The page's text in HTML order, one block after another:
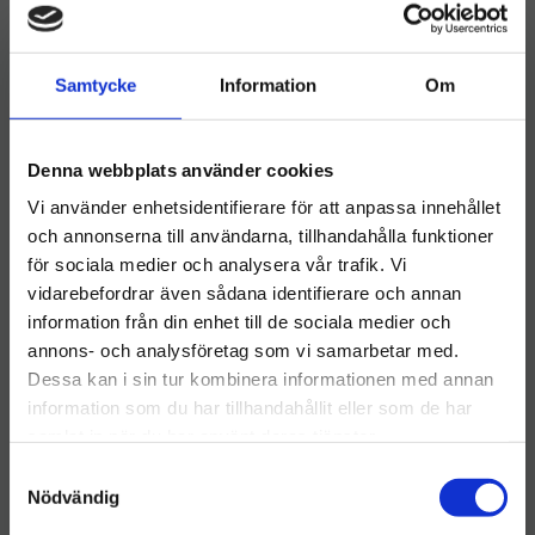
Samtycke Information Om
Denna webbplats använder cookies
Vi använder enhetsidentifierare för att anpassa innehållet
och annonserna till användarna, tillhandahålla funktioner
för sociala medier och analysera vår trafik. Vi
vidarebefordrar även sådana identifierare och annan
information från din enhet till de sociala medier och
annons- och analysföretag som vi samarbetar med.
Dessa kan i sin tur kombinera informationen med annan
information som du har tillhandahållit eller som de har
Nödvändig
50L Resin Step-On Front
Röd
Jim Step-On Can Röd 50L
3 745kr
INFO
Container 76L Tunna Vit
​Soptunna Rubbermaid
Brute Vit 76L
1 495kr
INFO
Välkommen till hygieneleeds.se
Vill du handla som företag eller privatperson?
FÖRETAG